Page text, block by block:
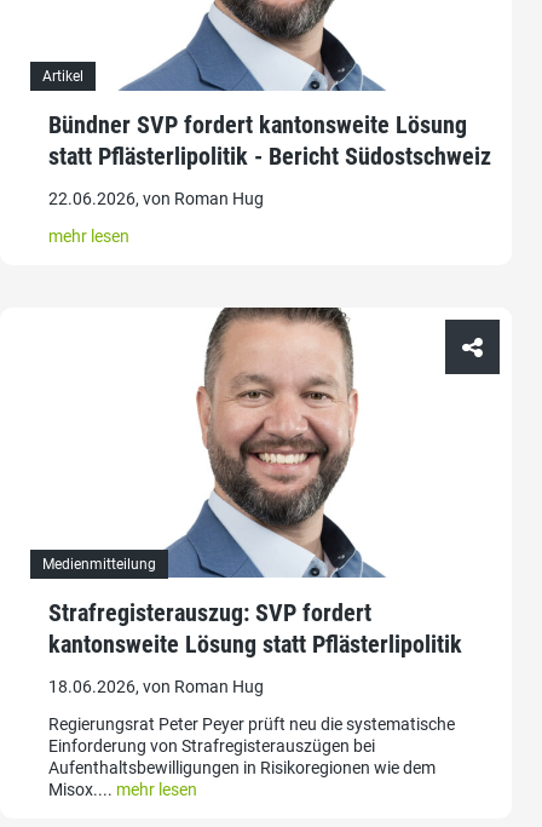
Artikel
Bündner SVP fordert kantonsweite Lösung
statt Pflästerlipolitik - Bericht Südostschweiz
22.06.2026, von Roman Hug
mehr lesen
Medienmitteilung
Strafregisterauszug: SVP fordert
kantonsweite Lösung statt Pflästerlipolitik
18.06.2026, von Roman Hug
Regierungsrat Peter Peyer prüft neu die systematische
Einforderung von Strafregisterauszügen bei
Aufenthaltsbewilligungen in Risikoregionen wie dem
Misox.... mehr lesen